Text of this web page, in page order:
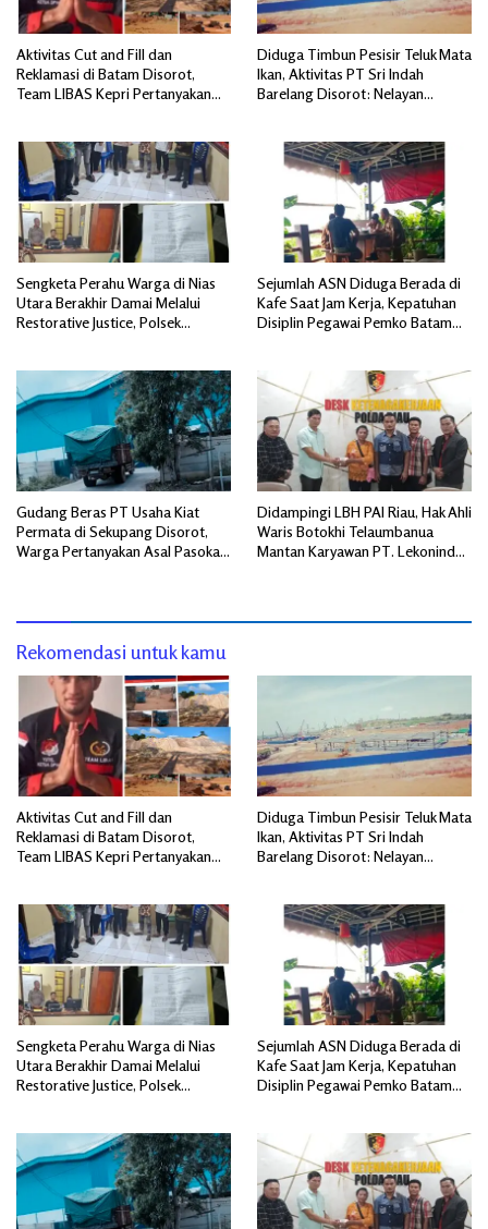
Aktivitas Cut and Fill dan
Reklamasi di Batam Disorot,
Team LIBAS Kepri Pertanyakan
Diduga Timbun Pesisir Teluk Mata
Ikan, Aktivitas PT Sri Indah
Barelang Disorot: Nelayan
Sengketa Perahu Warga di Nias
Utara Berakhir Damai Melalui
Restorative Justice, Polsek
Sejumlah ASN Diduga Berada di
Kafe Saat Jam Kerja, Kepatuhan
Disiplin Pegawai Pemko Batam
Gudang Beras PT Usaha Kiat
Permata di Sekupang Disorot,
Warga Pertanyakan Asal Pasokan
Didampingi LBH PAI Riau, Hak Ahli
Waris Botokhi Telaumbanua
Mantan Karyawan PT. Lekonindo
Rekomendasi untuk kamu
Aktivitas Cut and Fill dan
Reklamasi di Batam Disorot,
Team LIBAS Kepri Pertanyakan
Diduga Timbun Pesisir Teluk Mata
Ikan, Aktivitas PT Sri Indah
Barelang Disorot: Nelayan
Sengketa Perahu Warga di Nias
Utara Berakhir Damai Melalui
Restorative Justice, Polsek
Sejumlah ASN Diduga Berada di
Kafe Saat Jam Kerja, Kepatuhan
Disiplin Pegawai Pemko Batam